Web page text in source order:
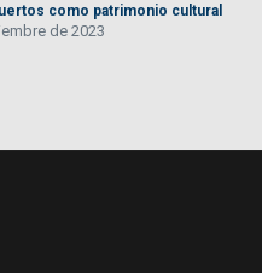
como patrimonio cultural
de 2023